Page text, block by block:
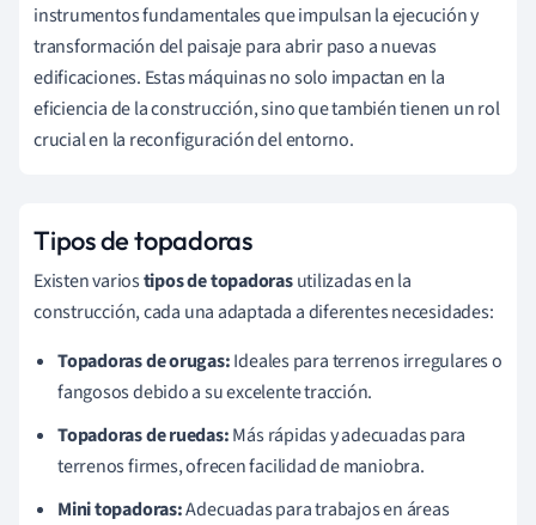
instrumentos fundamentales que impulsan la ejecución y
transformación del paisaje para abrir paso a nuevas
edificaciones. Estas máquinas no solo impactan en la
eficiencia de la construcción, sino que también tienen un rol
crucial en la reconfiguración del entorno.
Tipos de topadoras
Existen variostipos de topadorasutilizadas en la
construcción, cada una adaptada a diferentes necesidades:
Topadoras de orugas:Ideales para terrenos irregulares o
fangosos debido a su excelente tracción.
Topadoras de ruedas:Más rápidas y adecuadas para
terrenos firmes, ofrecen facilidad de maniobra.
Mini topadoras:Adecuadas para trabajos en áreas